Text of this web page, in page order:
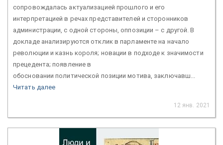
сопровождалась актуализацией прошлого и его
интерпретацией в речах представителей и сторонников
администрации, с одной стороны, оппозиции – с другой. В
докладе анализируются отклик в парламенте на начало
революции и казнь короля; новации в подходе к значимости
прецедента; появление в
обосновании политической позиции мотива, заключавш...
Читать далее
12 янв. 2021